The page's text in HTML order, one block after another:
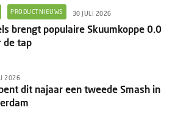
PRODUCTNIEUWS 30 JULI 2026
brengt populaire Skuumkoppe 0.0
de tap
2026
dit najaar een tweede Smash in